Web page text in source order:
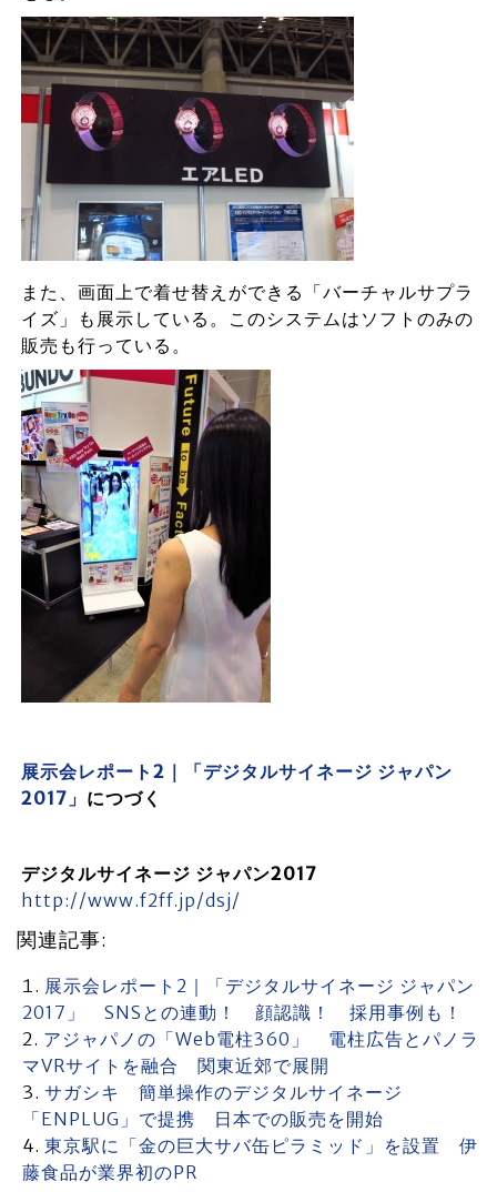
また、画面上で着せ替えができる「バーチャルサプラ
イズ」も展示している。このシステムはソフトのみの
販売も行っている。
展示会レポート2｜「デジタルサイネージ ジャパン
2017」 につづく
デジタルサイネージ ジャパン2017
http://www.f2ff.jp/dsj/
関連記事:
展示会レポート2｜「デジタルサイネージ ジャパン
2017」 SNSとの連動！ 顔認識！ 採用事例も！
アジャパノの「Web電柱360」 電柱広告とパノラ
マVRサイトを融合 関東近郊で展開
サガシキ 簡単操作のデジタルサイネージ
「ENPLUG」で提携 日本での販売を開始
東京駅に「金の巨大サバ缶ピラミッド」を設置 伊
藤食品が業界初のPR